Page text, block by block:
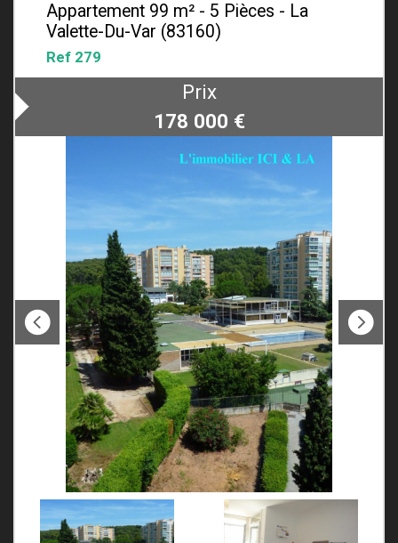
Appartement 99 m² - 5 Pièces - La
Valette-Du-Var (83160)
Ref 279
Prix
178 000 €